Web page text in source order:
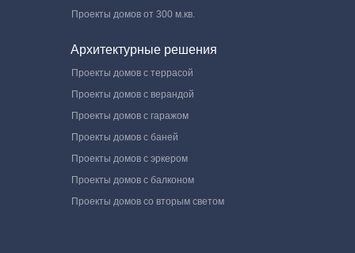
Проекты домов от 300 м.кв.
Архитектурные решения
Проекты домов с террасой
Проекты домов с верандой
Проекты домов с гаражом
Проекты домов с баней
Проекты домов с эркером
Проекты домов с балконом
Проекты домов со вторым светом